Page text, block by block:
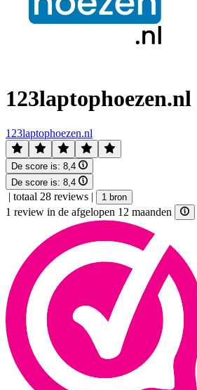
123laptophoezen.nl
123laptophoezen.nl
De score is: 8,4
De score is: 8,4
| totaal 28 reviews | 1 bron
1 review in de afgelopen 12 maanden